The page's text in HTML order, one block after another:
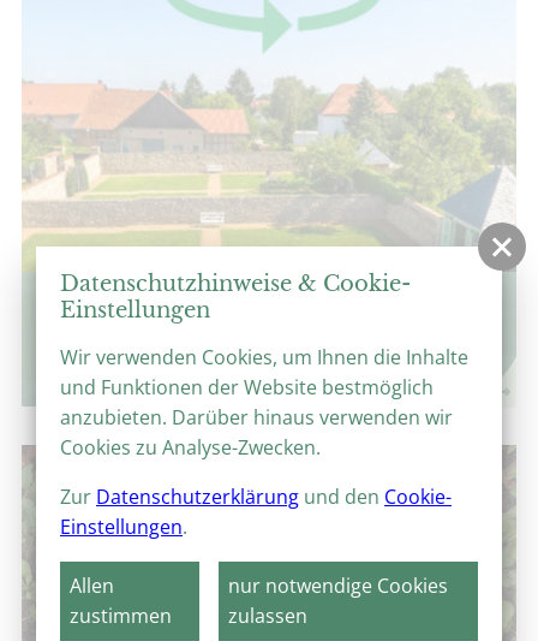
360°-Panoramen
Virtuelle Parkrundgänge
Datenschutzhinweise & Cookie-
Einstellungen
Wir verwenden Cookies, um Ihnen die Inhalte
und Funktionen der Website bestmöglich
anzubieten. Darüber hinaus verwenden wir
Cookies zu Analyse-Zwecken.
Zur Datenschutzerklärung und den Cookie-
Einstellungen.
Allen
zustimmen
nur notwendige Cookies
zulassen